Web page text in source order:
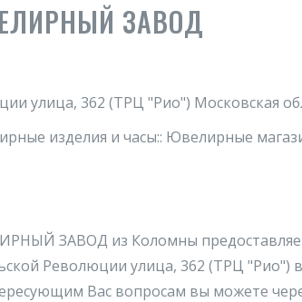
ЗАВОД
улица, 362 (ТРЦ "Рио") Московская
изделия и часы:: Ювелирные
ЗАВОД из Коломны предоставляет
Революции улица, 362 (ТРЦ
Вас вопросам вы можете